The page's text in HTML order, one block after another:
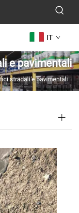
IT
e pavimentali
stradali e pavimentali